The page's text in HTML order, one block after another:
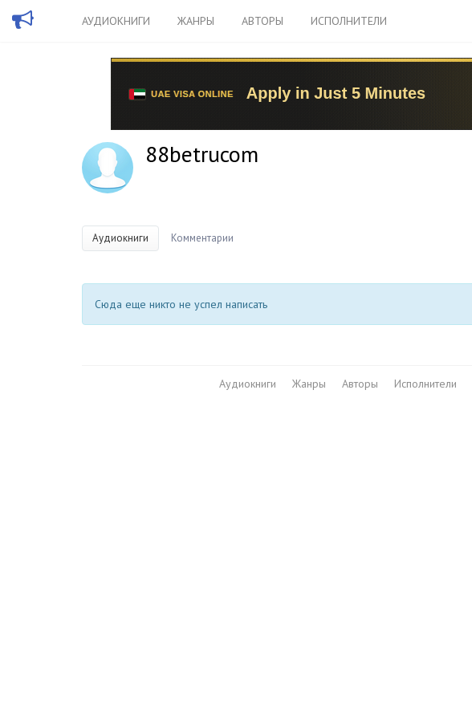
АУДИОКНИГИ ЖАНРЫ АВТОРЫ ИСПОЛНИТЕЛИ
88betrucom
Аудиокниги Комментарии
Сюда еще никто не успел написать
Аудиокниги Жанры Авторы Исполнители